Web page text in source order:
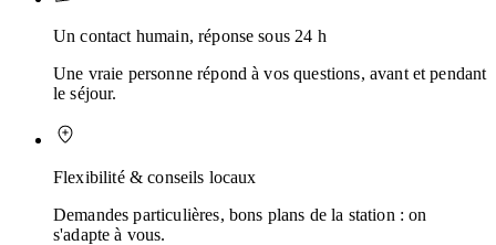
Un contact humain, réponse sous 24 h
Une vraie personne répond à vos questions, avant et pendant
le séjour.
Flexibilité & conseils locaux
Demandes particulières, bons plans de la station : on
s'adapte à vous.